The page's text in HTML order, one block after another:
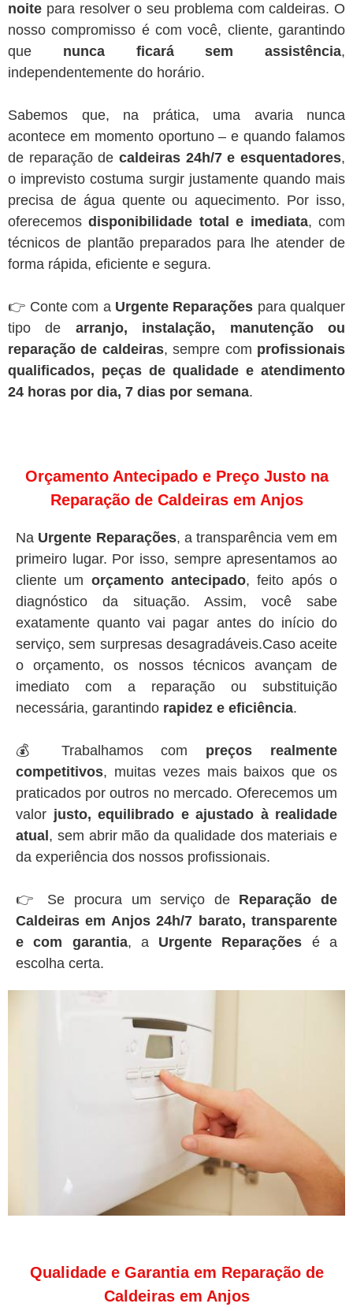
noite para resolver o seu problema com caldeiras. O
nosso compromisso é com você, cliente, garantindo
que nunca ficará sem assistência,
independentemente do horário.
Sabemos que, na prática, uma avaria nunca
acontece em momento oportuno – e quando falamos
de reparação de caldeiras 24h/7 e esquentadores,
o imprevisto costuma surgir justamente quando mais
precisa de água quente ou aquecimento. Por isso,
oferecemosdisponibilidade total e imediata, com
técnicos de plantão preparados para lhe atender de
forma rápida, eficiente e segura.
👉 Conte com a Urgente Reparações para qualquer
tipo de arranjo, instalação, manutenção ou
reparação de caldeiras, sempre com profissionais
qualificados, peças de qualidade e atendimento
24 horas por dia, 7 dias por semana.
Orçamento Antecipado e Preço Justo na
Reparação de Caldeiras em Anjos
Na Urgente Reparações, a transparência vem em
primeiro lugar. Por isso, sempre apresentamos ao
cliente um orçamento antecipado, feito após o
diagnóstico da situação. Assim, você sabe
exatamente quanto vai pagar antes do início do
serviço, sem surpresas desagradáveis.Caso aceite
o orçamento, os nossos técnicos avançam de
imediato com a reparação ou substituição
necessária, garantindo rapidez e eficiência.
💰 Trabalhamos com preços realmente
competitivos, muitas vezes mais baixos que os
praticados por outros no mercado. Oferecemos um
valor justo, equilibrado e ajustado à realidade
atual , sem abrir mão da qualidade dos materiais e
da experiência dos nossos profissionais.
👉 Se procura um serviço de Reparação de
Caldeiras em Anjos 24h/7 barato, transparente
e com garantia, a Urgente Reparações é a
escolha certa.
Qualidade e Garantia em Reparação de
Caldeiras em Anjos